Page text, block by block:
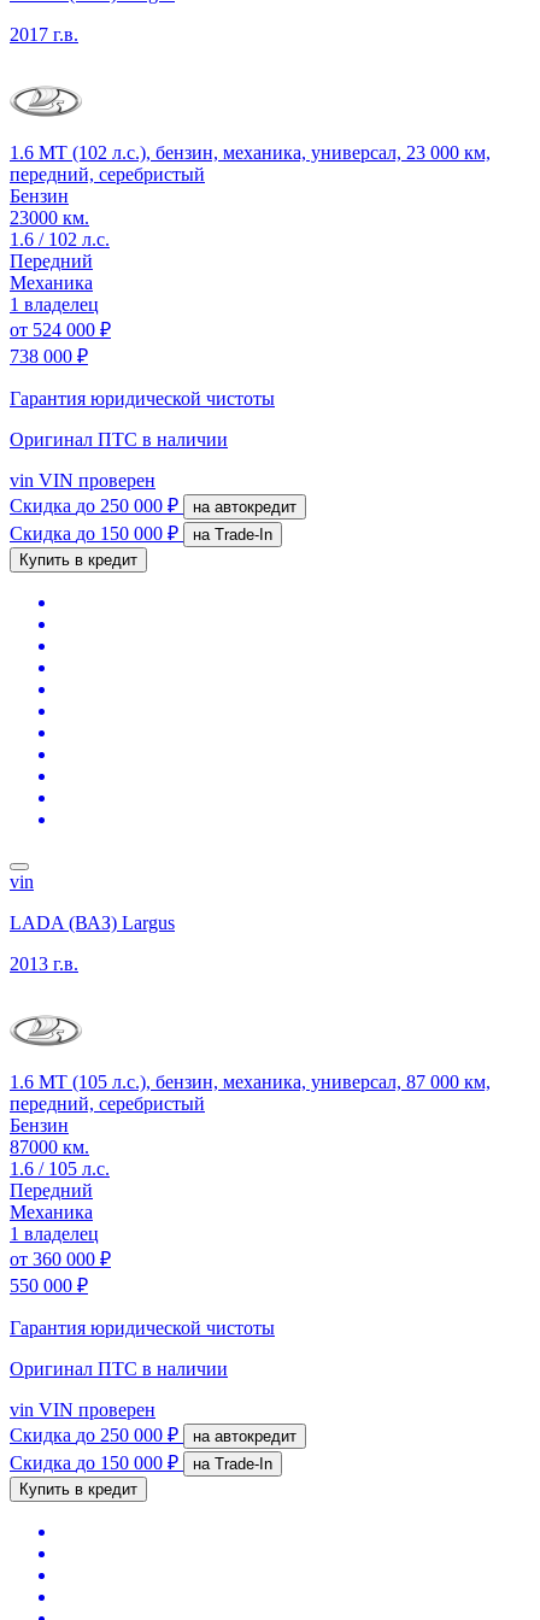
2017 г.в.
1.6 MT (102 л.с.), бензин, механика, универсал, 23 000 км,
передний, серебристый
Бензин
23000 км.
1.6 / 102 л.с.
Передний
Механика
1 владелец
от 524 000 ₽
738 000 ₽
Гарантия юридической чистоты
Оригинал ПТС в наличии
vin VIN проверен
Скидка до 250 000 ₽ на автокредит
Скидка до 150 000 ₽
на Trade-In
Купить в кредит
vin
LADA (ВАЗ) Largus
2013 г.в.
1.6 MT (105 л.с.), бензин, механика, универсал, 87 000 км,
передний, серебристый
Бензин
87000 км.
1.6 / 105 л.с.
Передний
Механика
1 владелец
от 360 000 ₽
550 000 ₽
Гарантия юридической чистоты
Оригинал ПТС в наличии
vin VIN проверен
Скидка до 250 000 ₽ на автокредит
Скидка до 150 000 ₽
на Trade-In
Купить в кредит